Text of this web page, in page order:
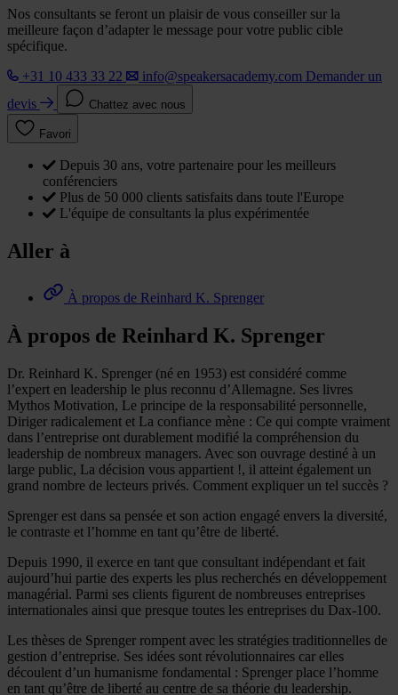
Nos consultants se feront un plaisir de vous conseiller sur la
meilleure façon d’adapter le message pour votre public cible
spécifique.
+31 10 433 33 22
info@speakersacademy.com Demander un
devis
Chattez avec nous
Favori
Depuis 30 ans, votre partenaire pour les meilleurs
conférenciers
Plus de 50 000 clients satisfaits dans toute l'Europe
L'équipe de consultants la plus expérimentée
Aller à
À propos de Reinhard K. Sprenger
À propos de Reinhard K. Sprenger
Dr. Reinhard K. Sprenger (né en 1953) est considéré comme
l’expert en leadership le plus reconnu d’Allemagne. Ses livres
Mythos Motivation, Le principe de la responsabilité personnelle,
Diriger radicalement et La confiance mène : Ce qui compte vraiment
dans l’entreprise ont durablement modifié la compréhension du
leadership de nombreux managers. Avec son ouvrage destiné à un
large public, La décision vous appartient !, il atteint également un
grand nombre de lecteurs privés. Comment expliquer un tel succès ?
Sprenger est dans sa pensée et son action engagé envers la diversité,
le contraste et l’homme en tant qu’être de liberté.
Depuis 1990, il exerce en tant que consultant indépendant et fait
aujourd’hui partie des experts les plus recherchés en développement
managérial. Parmi ses clients figurent de nombreuses entreprises
internationales ainsi que presque toutes les entreprises du Dax-100.
Les thèses de Sprenger rompent avec les stratégies traditionnelles de
gestion d’entreprise. Ses idées sont révolutionnaires car elles
découlent d’un humanisme fondamental : Sprenger place l’homme
en tant qu’être de liberté au centre de sa théorie du leadership.